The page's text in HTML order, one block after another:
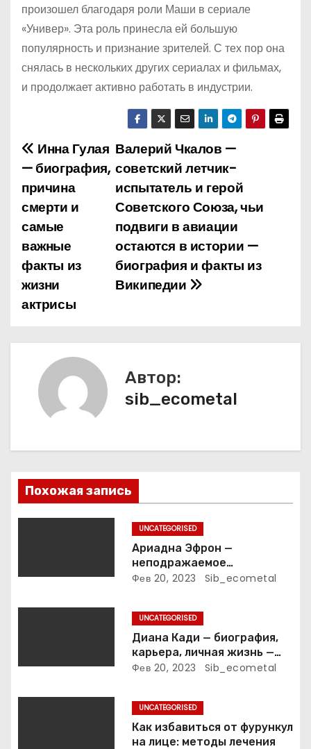
произошел благодаря роли Маши в сериале
«Универ». Эта роль принесла ей большую
популярность и признание зрителей. С тех пор она
снялась в нескольких других сериалах и фильмах,
и продолжает активно работать в индустрии.
Н
а
в
и
г
а
о
з
а
Валерий Чкалов —
советский летчик-
испытатель и герой
Советского Союза, чьи
подвиги в авиации
остаются в истории —
биография и факты из
Википедии
Инна Гулая
— биография,
причина
смерти и
самые
важные
факты из
жизни
актрисы
Автор:
sib_ecometal
Похожая запись
UNCATEGORISED
Ариадна Эфрон —
неподражаемое
вокзальное
оценочно-аналитическое
общепостижимое явление
известной русской
поэтессы
Фев 20, 2023 Sib_ecometal
UNCATEGORISED
Диана Кади — биография,
карьера, личная жизнь —
актуальная информация
Фев 20, 2023 Sib_ecometal
UNCATEGORISED
Как избавиться от фурункул
на лице: методы лечения